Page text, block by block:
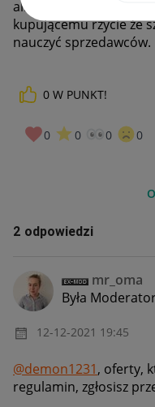
albo lekko
kupującemu rzycie że
nauczyć sprzedawców.
0 W PUNKT!
0 0 0 0
2 odpowiedzi
mr_oma
Była
‎12-12-2021 19:45
@demon1231, oferty,
regulamin, zgłosisz